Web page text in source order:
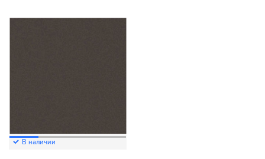
В наличии